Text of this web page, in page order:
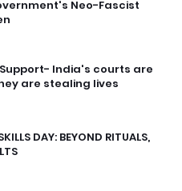
Neo-Fascist
India's courts are
are stealing lives
DAY: BEYOND RITUALS,